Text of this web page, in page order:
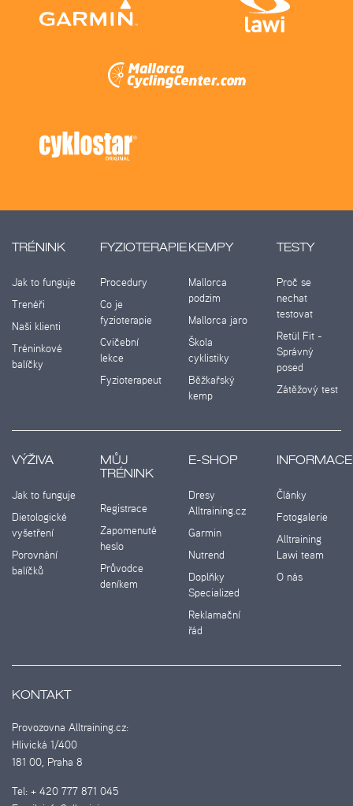
TRÉNINK
Jak to funguje
Trenéři
Naši klienti
Tréninkové
balíčky
FYZIOTERAPIE
Procedury
Co je
fyzioterapie
Cvičební
lekce
Fyzioterapeut
KEMPY
Mallorca
podzim
Mallorca jaro
Škola
cyklistiky
Běžkařský
kemp
TESTY
Proč se
nechat
testovat
Retül Fit -
Správný
posed
Zátěžový test
VÝŽIVA
Jak to funguje
Dietologické
vyšetření
Porovnání
balíčků
MŮJ
TRÉNINK
Registrace
Zapomenuté
heslo
Průvodce
deníkem
E-SHOP
Dresy
Alltraining.cz
Garmin
Nutrend
Doplňky
Specialized
Reklamační
řád
INFORMACE
Články
Fotogalerie
Alltraining
Lawi team
O nás
KONTAKT
Provozovna Alltraining.cz:
Hlivická 1/400
181 00, Praha 8
Tel: + 420 777 871 045